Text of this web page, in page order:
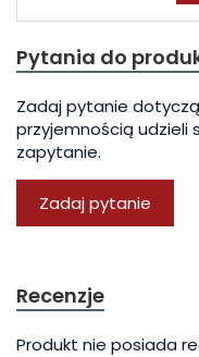
Pytania do
Zadaj pytanie
przyjemnością udzieli
zapytanie.
Zadaj pytanie
Recenzje
Produkt nie posiada